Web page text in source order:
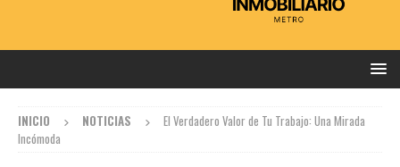
INICIO NOTICIAS
El Verdadero Valor de Tu Trabajo: Una Mirada
Incómoda